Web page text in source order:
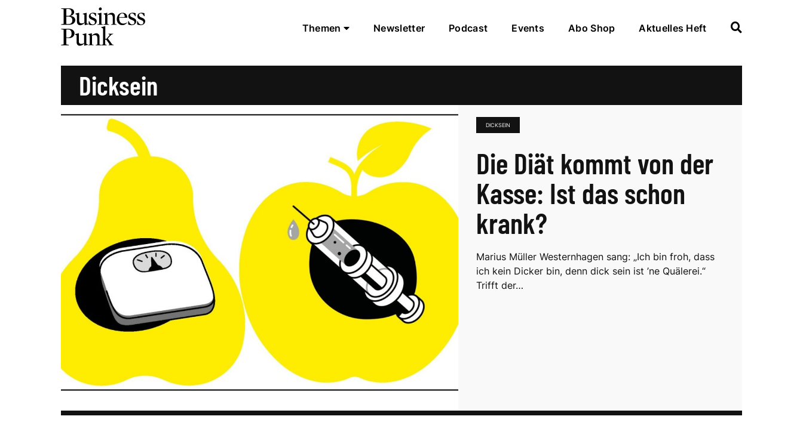
Themen Newsletter Podcast Events Abo Shop Aktuelles Heft
Dicksein
DICKSEIN
Die Diät kommt von der
Kasse: Ist das schon
krank?
Marius Müller Westernhagen sang: „Ich bin froh, dass
ich kein ­Dicker bin, denn dick sein ist ’ne Quälerei.“
Trifft der…